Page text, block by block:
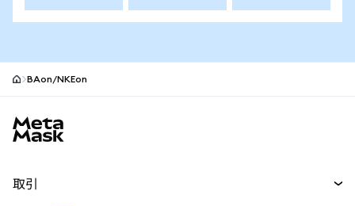
BAon/NKEon
取引